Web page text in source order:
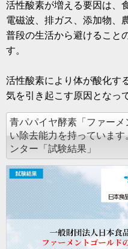
活性酸素が増える要因は、
電磁波、排ガス、添加物、
普段の生活から避けること
す。
活性酸素により体が酸化す
気を引き起こす原因となっ
青パパイヤ酵素「ファー
い除去能力を持っていま
ンター「試験結果」